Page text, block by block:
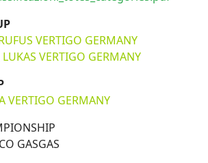
VERTIGO GERMANY
VERTIGO GERMANY
VERTIGO GERMANY
GASGAS